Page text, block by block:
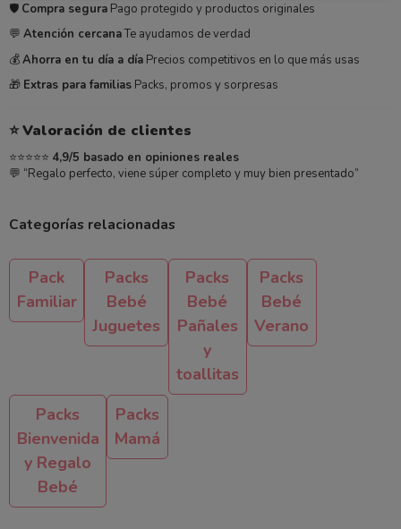
🛡️ Compra seguraPago protegido y productos originales
💬 Atención cercanaTe ayudamos de verdad
💰Ahorra en tu día a díaPrecios competitivos en lo que más usas
🎁 Extras para familiasPacks, promos y sorpresas
⭐Valoración de clientes
⭐⭐⭐⭐⭐ 4,9/5 basado en opiniones reales
💬 “Regalo perfecto, viene súper completo y muy bien presentado”
Categorías relacionadas
Pack
Familiar
Packs
Bebé
Juguetes
Packs
Bebé
Pañales
y
toallitas
Packs
Bebé
Verano
Packs
Bienvenida
y Regalo
Bebé
Packs
Mamá